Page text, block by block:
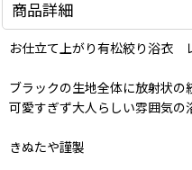
商品詳細
お仕立て上がり有松絞り浴衣
ブラックの生地全体に放射状
可愛すぎず大人らしい雰囲気の
きぬたや謹製